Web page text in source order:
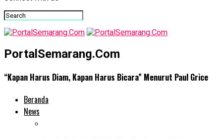
PortalSemarang.Com
“Kapan Harus Diam, Kapan Harus Bicara” Menurut Paul Grice
Beranda
News